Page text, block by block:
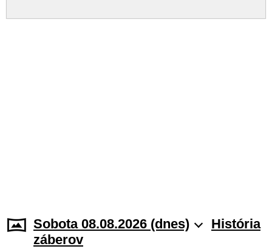
Sobota 08.08.2026 (dnes)
História
záberov